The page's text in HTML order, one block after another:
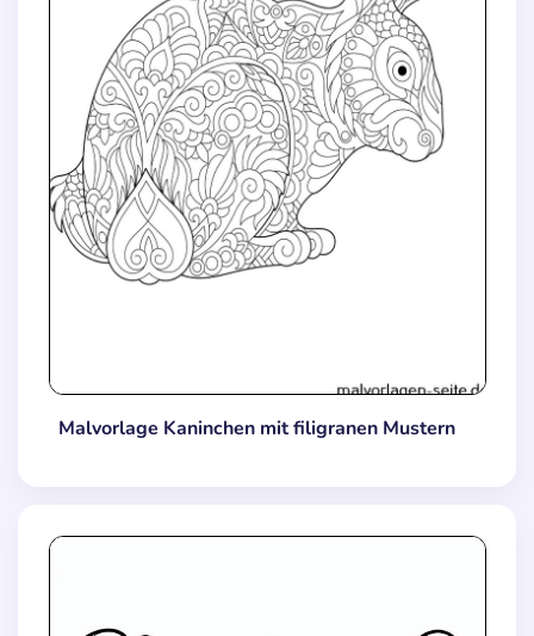
Malvorlage Kaninchen mit filigranen Mustern